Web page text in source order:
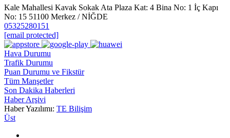
Kale Mahallesi Kavak Sokak Ata Plaza Kat: 4 Bina No: 1 İç Kapı
No: 15 51100 Merkez / NİĞDE
05325280151
[email protected]
Hava Durumu
Trafik Durumu
Puan Durumu ve Fikstür
Tüm Manşetler
Son Dakika Haberleri
Haber Arşivi
Haber Yazılımı: TE Bilişim
Üst